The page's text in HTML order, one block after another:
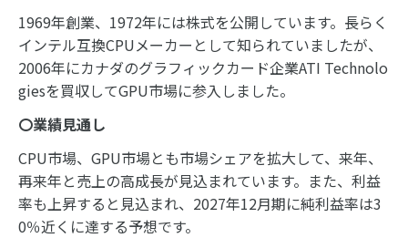
1969年創業、1972年には株式を公開しています。長らく
インテル互換CPUメーカーとして知られていましたが、
2006年にカナダのグラフィックカード企業ATI Technolo
giesを買収してGPU市場に参入しました。
〇業績見通し
CPU市場、GPU市場とも市場シェアを拡大して、来年、
再来年と売上の高成長が見込まれています。また、利益
率も上昇すると見込まれ、2027年12月期に純利益率は3
0％近くに達する予想です。